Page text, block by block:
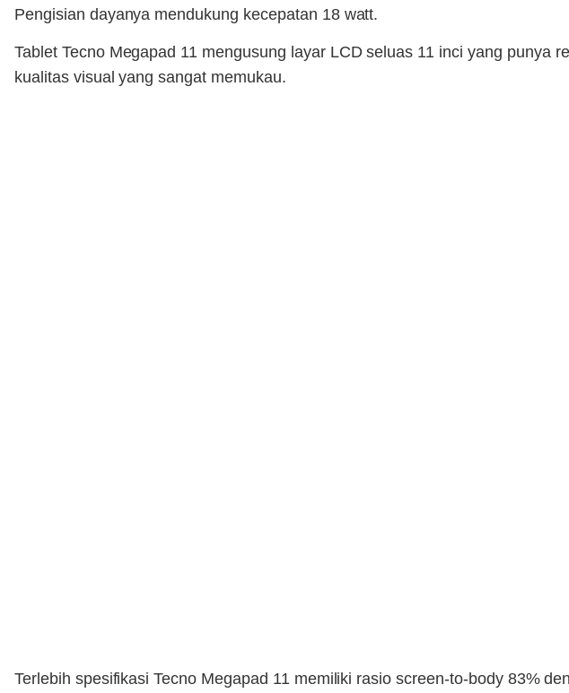
Pengisian dayanya mendukung kecepatan 18 watt.
Tablet Tecno Megapad 11 mengusung layar LCD seluas 11 inci yang punya
kualitas visual yang sangat memukau.
Terlebih spesifikasi Tecno Megapad 11 memiliki rasio screen-to-body 83%